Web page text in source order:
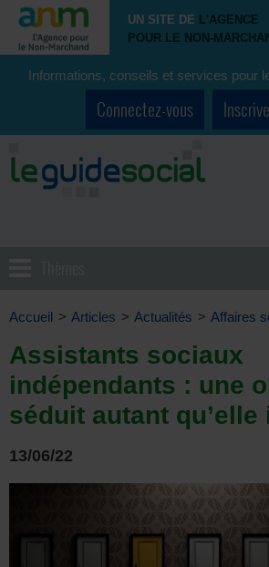
UN SITE DE L'AGENCE
POUR LE NON-
Informations, conseils et services pour
Connectez-vous
Accueil > Articles > Actualités > Affaires
Assistants sociaux
indépendants : une
séduit autant qu’elle
13/06/22